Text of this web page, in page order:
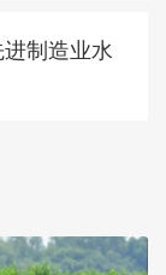
制造业水